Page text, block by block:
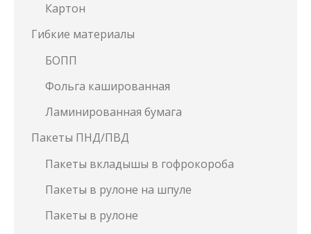
Картон
Гибкие материалы
БОПП
Фольга кашированная
Ламинированная бумага
Пакеты ПНД/ПВД
Пакеты вкладышы в гофрокороба
Пакеты в рулоне на шпуле
Пакеты в рулоне